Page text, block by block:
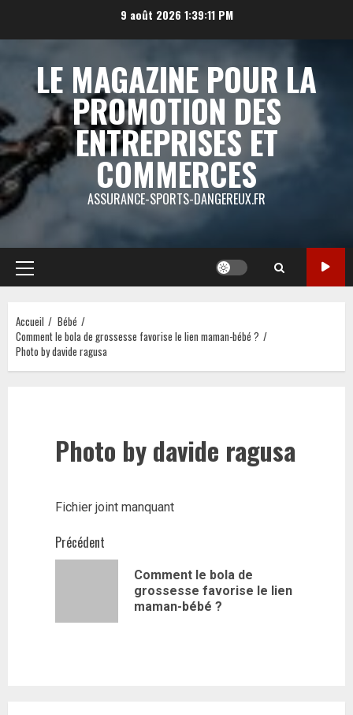
9 août 2026 1:39:12 PM
LE MAGAZINE POUR LA
PROMOTION DES
ENTREPRISES ET
COMMERCES
ASSURANCE-SPORTS-DANGEREUX.FR
Menu
principal
Accueil
Bébé
Comment le bola de grossesse favorise le lien maman-bébé ?
Photo by davide ragusa
Photo by davide ragusa
Fichier joint manquant
Navigation
Précédent
Comment le bola de
grossesse favorise le lien
maman-bébé ?